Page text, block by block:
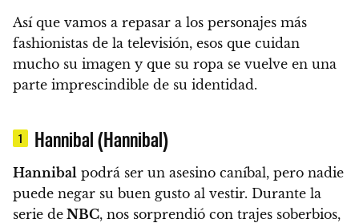
Así que vamos a repasar a los personajes más
fashionistas de la televisión, esos que cuidan
mucho su imagen y que su ropa se vuelve en una
parte imprescindible de su identidad.
1 Hannibal (Hannibal)
Hannibal podrá ser un asesino caníbal, pero nadie
puede negar su buen gusto al vestir. Durante la
serie de NBC, nos sorprendió con trajes soberbios,